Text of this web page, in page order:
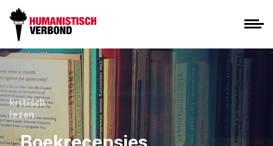
kritisch
lezen